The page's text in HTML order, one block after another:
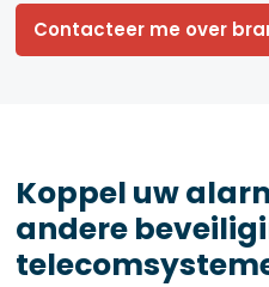
Contacteer me over
Koppel uw
andere